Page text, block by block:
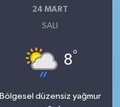
24 MART
SALI
8°
Bölgesel düzensiz yağmur